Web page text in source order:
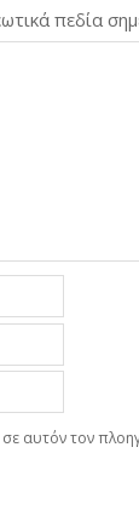
πεδία
αυτόν τον